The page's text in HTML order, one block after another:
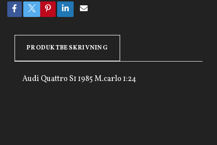
PRODUKTBESKRIVNING
Audi Quattro S1 1985 M.carlo 1:24